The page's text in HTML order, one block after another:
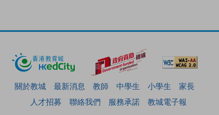
關於教城 最新消息 教師 中學生 小學生
家長
人才招募
聯絡我們 服務承諾 教城電子報